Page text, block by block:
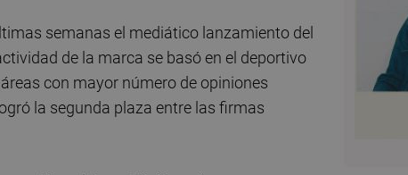
semanas el mediático lanzamiento del
de la marca se basó en el deportivo
con mayor número de opiniones
la segunda plaza entre las firmas